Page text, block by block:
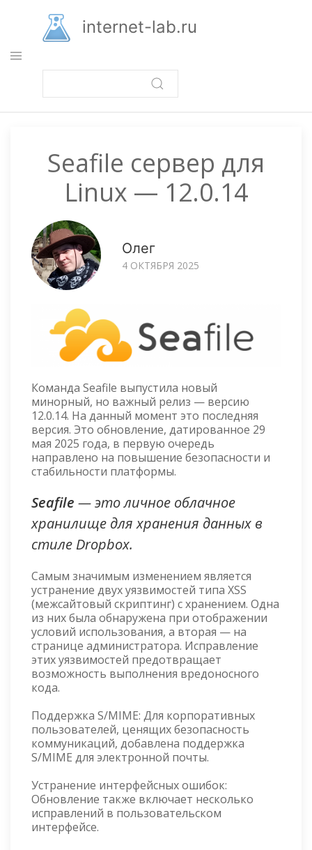
основному
содержанию
internet-lab.ru
Seafile сервер для
Linux — 12.0.14
Олег
4 ОКТЯБРЯ 2025
Команда Seafile выпустила новый
минорный, но важный релиз — версию
12.0.14. На данный момент это последняя
версия. Это обновление, датированное 29
мая 2025 года, в первую очередь
направлено на повышение безопасности и
стабильности платформы.
Seafile — это личное облачное
хранилище для хранения данных в
стиле Dropbox.
Самым значимым изменением является
устранение двух уязвимостей типа XSS
(межсайтовый скриптинг) с хранением. Одна
из них была обнаружена при отображении
условий использования, а вторая — на
странице администратора. Исправление
этих уязвимостей предотвращает
возможность выполнения вредоносного
кода.
Поддержка S/MIME: Для корпоративных
пользователей, ценящих безопасность
коммуникаций, добавлена поддержка
S/MIME для электронной почты.
Устранение интерфейсных ошибок:
Обновление также включает несколько
исправлений в пользовательском
интерфейсе.